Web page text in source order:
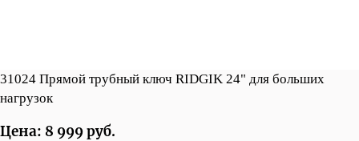
31024 Прямой трубный ключ RIDGIK 24" для больших
нагрузок
Цена: 8 999 руб.